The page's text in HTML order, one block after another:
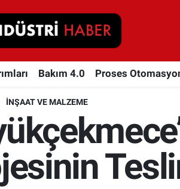
Bakım 4.0 Proses
İNŞAAT VE MALZEME